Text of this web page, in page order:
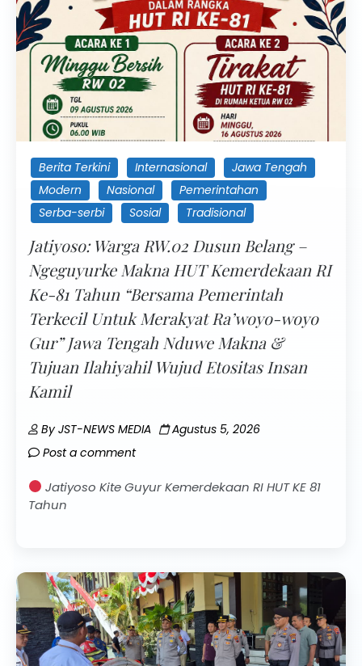
Berita Terkini Internasional
Jawa Tengah
Modern
Nasional
Pemerintahan
Serba-serbi
Sosial Tradisional
Jatiyoso: Warga RW.02 Dusun Belang –
Ngeguyurke Makna HUT Kemerdekaan RI
Ke-81 Tahun “Bersama Pemerintah
Terkecil Untuk Merakyat Ra’woyo-woyo
Gur” Jawa Tengah Nduwe Makna &
Tujuan Ilahiyahil Wujud Etositas Insan
Kamil
ByJST-NEWS MEDIA
Agustus 5, 2026
Post a comment
Jatiyoso Kite Guyur Kemerdekaan RI HUT KE 81
Tahun